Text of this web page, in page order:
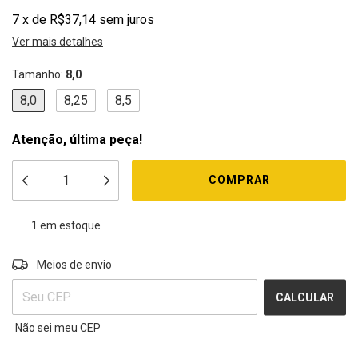
7 x de R$37,14 sem juros
Ver mais detalhes
Tamanho: 8,0
8,0 8,25 8,5
Atenção, última peça!
1 em estoque
Entregas para o CEP:
Meios de envio
CALCULAR
Não sei meu CEP